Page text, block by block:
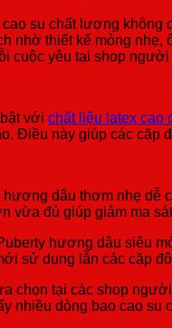
su chất lượng
nhờ thiết kế mỏng
cuộc yêu tại shop
với chất liệu latex cao
Điều này giúp các cặp
dâu thơm nhẹ
vừa đủ giúp giảm ma
hương dâu siêu
sử dụng lẫn các cặp
chọn tại các shop
nhiều dòng bao cao